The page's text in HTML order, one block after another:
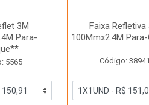
3M
Para-
5565
Faixa Refletiva
100Mmx2.4M
Código: 38941